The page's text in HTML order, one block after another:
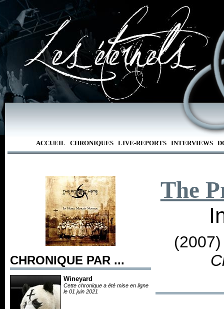
ACCUEIL CHRONIQUES LIVE-REPORTS INTERVIEWS
CHRONIQUE PAR ...
Wineyard
Cette chronique a été mise en ligne
le 01 juin 2021
The